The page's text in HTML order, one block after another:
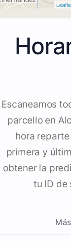
Escaneamos
parcello en
hora
primera y
obtener la
tu ID de